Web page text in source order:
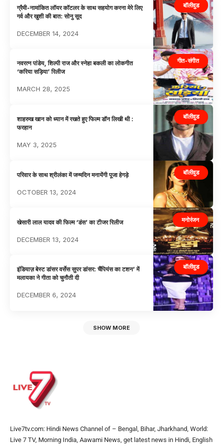
बॉलीवुड
ग्रैमी-नामांकित लॉयर कॉटलर के साथ सहयोग करना मेरे लिए
गर्व और खुशी की बात: सोनु सूद
DECEMBER 14, 2024
गीत-संगीत
नवरत्न पांडेय, शिल्पी राज और स्नेहा बकली का लोकगीत
‘करिया सड़िया’ रिलीज
MARCH 28, 2025
बॉलीवुड
शाहरुख खान को ध्यान में रखते हुए फिल्म डॉन लिखी थी :
फरहान
MAY 3, 2025
बॉलीवुड
परिवार के साथ श्रीलंका में जन्मदिन मनायेंगी पूजा हेगड़े
OCTOBER 13, 2024
मनोरंजन
खेसारी लाल यादव की फिल्म ‘डंस’ का टीजर रिलीज
DECEMBER 13, 2024
बॉलीवुड
इंडियाज़ बेस्ट डांसर वर्सेस सुपर डांसर: चैंपियंस का टशन’ में
मलायका ने गीता को चुनौती दी
DECEMBER 6, 2024
SHOW MORE
Live7tv.com: Hindi News Channel of – Bengal, Bihar, Jharkhand, World:
Live 7 TV, Morning India, Aawami News, get latest news in Hindi, English